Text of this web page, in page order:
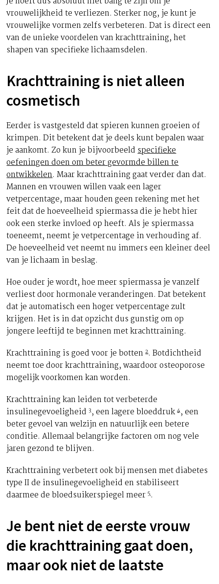
vrouwelijkheid te verliezen. Sterker nog, je kunt je
vrouwelijke vormen zelfs verbeteren. Dat is direct een
van de unieke voordelen van krachttraining, het
shapen van specifieke lichaamsdelen.
Krachttraining is niet alleen
cosmetisch
Eerder is vastgesteld dat spieren kunnen groeien of
krimpen. Dit betekent dat je deels kunt bepalen waar
je aankomt. Zo kun je bijvoorbeeldspecifieke
oefeningen doen om beter gevormde billen te
ontwikkelen. Maar krachttraining gaat verder dan dat.
Mannen en vrouwen willen vaak een lager
vetpercentage, maar houden geen rekening met het
feit dat de hoeveelheid spiermassa die je hebt hier
ook een sterke invloed op heeft. Als je spiermassa
toeneemt, neemt je vetpercentage in verhouding af.
De hoeveelheid vet neemt nu immers een kleiner deel
van je lichaam in beslag.
Hoe ouder je wordt, hoe meer spiermassa je vanzelf
verliest door hormonale veranderingen. Dat betekent
dat je automatisch een hoger vetpercentage zult
krijgen. Het is in dat opzicht dus gunstig om op
jongere leeftijd te beginnen met krachttraining.
Krachttraining is goed voor je botten2. Botdichtheid
neemt toe door krachttraining, waardoor osteoporose
mogelijk voorkomen kan worden.
Krachttraining kan leiden tot verbeterde
insulinegevoeligheid3, een lagere bloeddruk4, een
beter gevoel van welzijn en natuurlijk een betere
conditie. Allemaal belangrijke factoren om nog vele
jaren gezond te blijven.
Krachttraining verbetert ook bij mensen met diabetes
type II de insulinegevoeligheid en stabiliseert
daarmee de bloedsuikerspiegel meer5.
Je bent niet de eerste vrouw
die krachttraining gaat doen,
maar ook niet de laatste